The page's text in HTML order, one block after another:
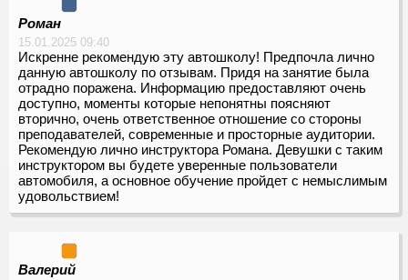
Роман
15.01.2025 09:40
Искренне рекомендую эту автошколу! Предпочла лично
данную автошколу по отзывам. Придя на занятие была
отрадно поражена. Информацию предоставляют очень
доступно, моменты которые непонятны поясняют
вторично, очень ответственное отношение со стороны
преподавателей, современные и просторные аудитории.
Рекомендую лично инструктора Романа. Девушки с таким
инструктором вы будете уверенные пользователи
автомобиля, а основное обучение пройдет с немыслимым
удовольствием!
Валерий